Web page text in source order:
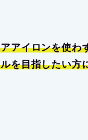
アイロンを使わ
を目指したい方